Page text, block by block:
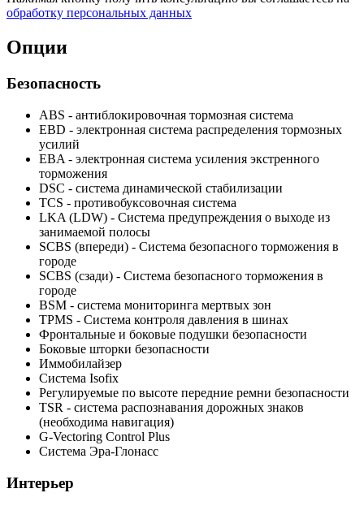
обработку персональных данных
Опции
Безопасность
ABS - антиблокировочная тормозная система
EBD - электронная система распределения тормозных
усилий
EBA - электронная система усиления экстренного
торможения
DSC - система динамической стабилизации
TCS - противобуксовочная система
LKA (LDW) - Система предупреждения о выходе из
занимаемой полосы
SCBS (впереди) - Система безопасного торможения в
городе
SCBS (сзади) - Система безопасного торможения в
городе
BSM - система мониторинга мертвых зон
TPMS - Cистема контроля давления в шинах
Фронтальные и боковые подушки безопасности
Боковые шторки безопасности
Иммобилайзер
Система Isofix
Регулируемые по высоте передние ремни безопасности
TSR - система распознавания дорожных знаков
(необходима навигация)
G-Vectoring Control Plus
Система Эра-Глонасс
Интерьер